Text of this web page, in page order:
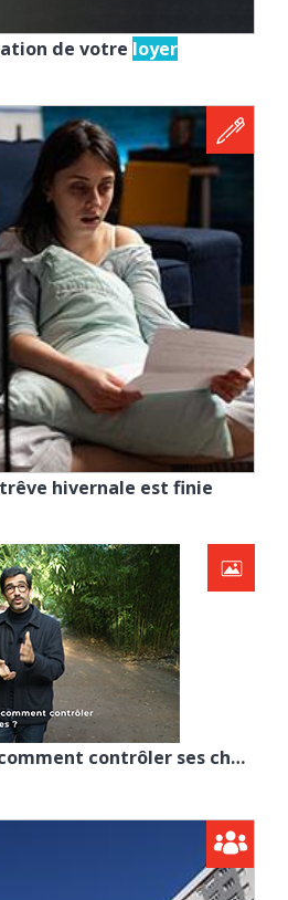
de votre loyer
hivernale est finie
Evolution du loyer, comment contrôler ses charges locatives ?